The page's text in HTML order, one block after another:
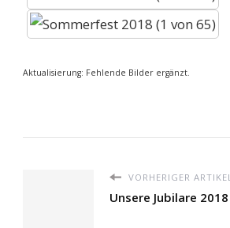
Aktualisierung: Fehlende Bilder ergänzt.
VORHERIGER ARTIKEL
Unsere Jubilare 2018